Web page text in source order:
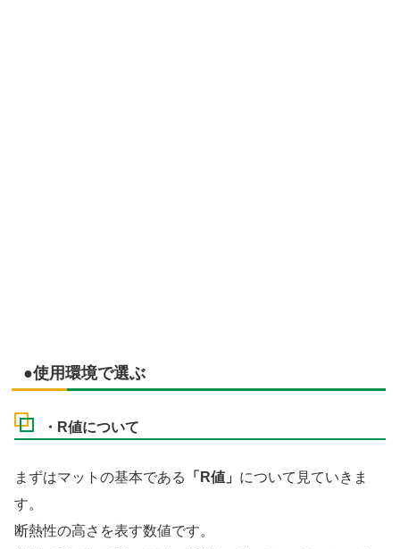
●使用環境で選ぶ
・R値について
まずはマットの基本である 「R値」 について見ていきま
す。
断熱性の高さを表す数値です。